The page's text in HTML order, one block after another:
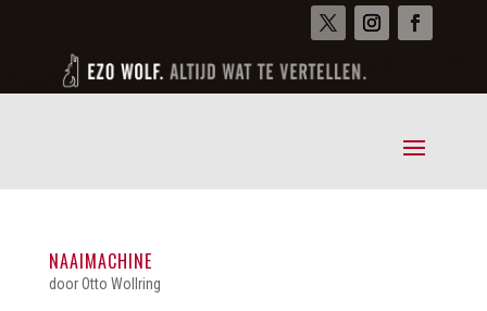
NAAIMACHINE
doorOtto Wollring